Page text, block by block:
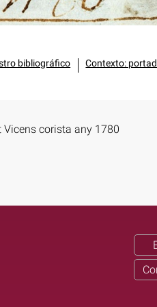
bibliográfico Contexto:
Vicens corista any 1780